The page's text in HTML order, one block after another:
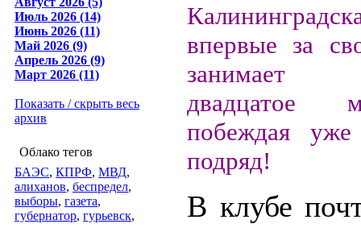
Июль 2026 (14)
Июнь 2026 (11)
Май 2026 (9)
Апрель 2026 (9)
Март 2026 (11)
Показать / скрыть весь
архив
Облако тегов
БАЭС, КПРФ, МВД,
алиханов, беспредел,
выборы, газета,
губернатор, гурьевск,
впервые за
занимает
двадцатое
побеждая
подряд!
В клубе